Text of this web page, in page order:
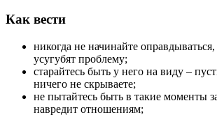
Как вести
никогда не начинайте
усугубят проблему;
старайтесь быть у него на виду –
ничего не скрываете;
не пытайтесь быть в такие моменты
навредит отношениям;